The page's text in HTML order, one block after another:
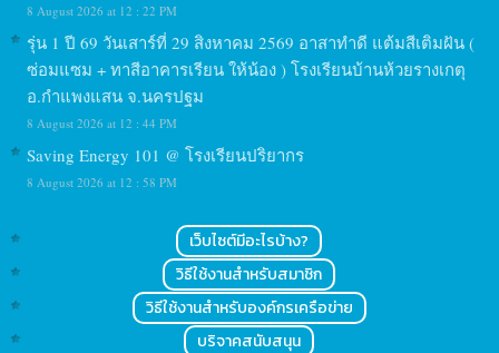
8 August 2026 at 12 : 22 PM
รุ่น 1 ปี 69 วันเสาร์ที่ 29 สิงหาคม 2569 อาสาทำดี แต้มสีเติมฝัน (
ซ่อมแซม + ทาสีอาคารเรียน ให้น้อง ) โรงเรียนบ้านห้วยรางเกตุ
อ.กำแพงแสน จ.นครปฐม
8 August 2026 at 12 : 44 PM
Saving Energy 101 @ โรงเรียนปริยากร
8 August 2026 at 12 : 58 PM
เว็บไซต์มีอะไรบ้าง?
วิธีใช้งานสำหรับสมาชิก
วิธีใช้งานสำหรับองค์กรเครือข่าย
บริจาคสนับสนุน